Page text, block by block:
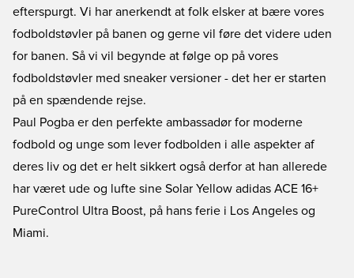
efterspurgt. Vi har anerkendt at folk elsker at bære vores
fodboldstøvler på banen og gerne vil føre det videre uden
for banen. Så vi vil begynde at følge op på vores
fodboldstøvler med sneaker versioner - det her er starten
på en spændende rejse.
Paul Pogba er den perfekte ambassadør for moderne
fodbold og unge som lever fodbolden i alle aspekter af
deres liv og det er helt sikkert også derfor at han allerede
har været ude og lufte sine Solar Yellow adidas ACE 16+
PureControl Ultra Boost, på hans ferie i Los Angeles og
Miami.